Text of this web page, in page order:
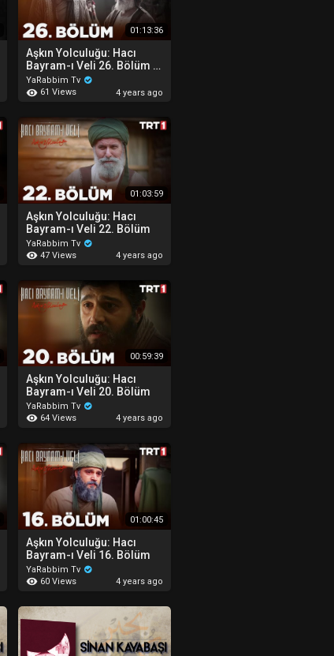
01:13:36
Aşkın Yolculuğu: Hacı
Bayram-ı Veli 26. Bölüm (
FİNAL)
YaRabbim Tv
61 Views
4 years ago
01:03:59
Aşkın Yolculuğu: Hacı
Bayram-ı Veli 22. Bölüm
YaRabbim Tv
47 Views
4 years ago
00:59:39
Aşkın Yolculuğu: Hacı
Bayram-ı Veli 20. Bölüm
YaRabbim Tv
64 Views
4 years ago
01:00:45
Aşkın Yolculuğu: Hacı
Bayram-ı Veli 16. Bölüm
YaRabbim Tv
60 Views
4 years ago